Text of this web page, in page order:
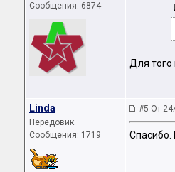
Сообщения: 6874
Для того
Linda
Передовик
Сообщения: 1719
#5 От
Спасибо.